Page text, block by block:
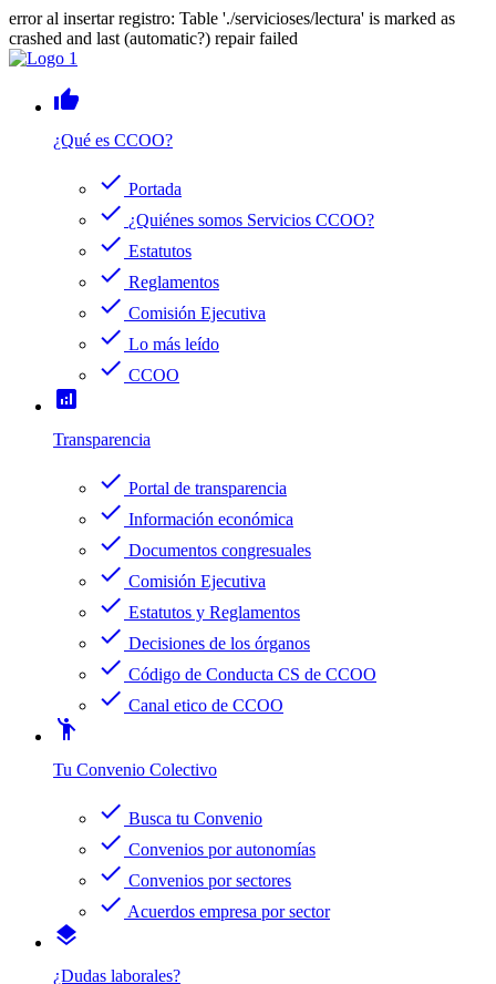
error al insertar registro: Table './servicioses/lectura' is marked as
crashed and last (automatic?) repair failed
thumb_up
¿Qué es CCOO?
check Portada
check ¿Quiénes somos Servicios CCOO?
check Estatutos
check Reglamentos
check Comisión Ejecutiva
check Lo más leído
check CCOO
analytics
Transparencia
check Portal de transparencia
check Información económica
check Documentos congresuales
check Comisión Ejecutiva
check Estatutos y Reglamentos
check Decisiones de los órganos
check Código de Conducta CS de CCOO
check Canal etico de CCOO
emoji_people
Tu Convenio Colectivo
check Busca tu Convenio
check Convenios por autonomías
check Convenios por sectores
check Acuerdos empresa por sector
layers
¿Dudas laborales?